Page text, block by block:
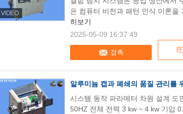
접촉
은 컴퓨터 비전과 패턴 인식 이론을
히보기
2025-05-09 16:37:49
알루미늄 캡과 폐쇄의 품질 관리를
시스템 동작 파라메터 차원 설계 도
50HZ 전체 전력 3 kw ~ 4 kw 기압